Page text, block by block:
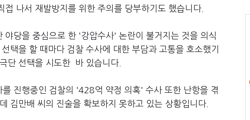
나서 재발방지를 위한 주의를 당부하기도 했습니다.
당을 중심으로 한 '강압수사' 논란이 불거지는 것을 의식
택을 할 때마다 검찰 수사에 대한 부담과 고통을 호소했기
단 선택을 시도한 바 있습니다.
진행중인 검찰의 '428억 약정 의혹' 수사 또한 난항을 겪
김만배 씨의 진술을 확보하지 못하고 있는 상황입니다.